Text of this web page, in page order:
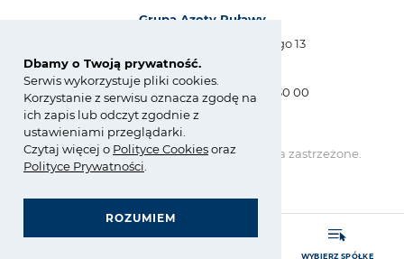
Dbamy o Twoją prywatność.
Serwis wykorzystuje pliki cookies.
Korzystanie z serwisu oznacza zgodę na
ich zapis lub odczyt zgodnie z
ustawieniami przeglądarki.
Czytaj więcej o PolityceCookiesoraz
Polityce Prywatności
ROZUMIEM
WYBIERZ SPÓŁKĘ
Grupa Azoty Puławy
Al. Tysiąclecia Państwa Polskiego 13
24-110 Puławy
tel.:
+48 81 886 34 31, +48 81 565 30 00
fax: +48 81 565 28 56
biuro@pulawy.com
Copyright © Grupa Azoty. Wszelkie prawa zastrzeżone.